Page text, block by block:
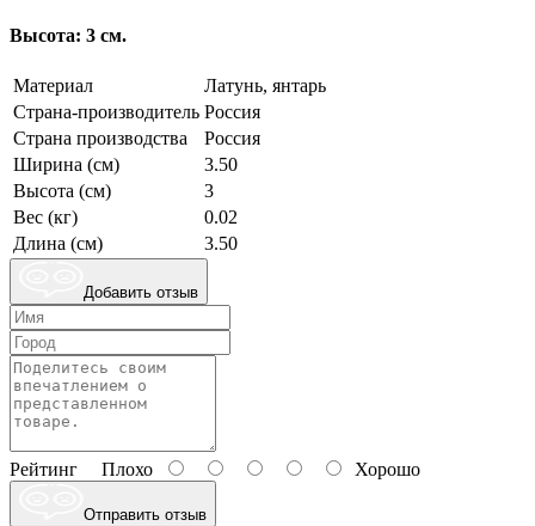
Высота: 3 см.
Материал
Латунь, янтарь
Страна-производитель Россия
Страна производства
Россия
Ширина (см)
3.50
Высота (см)
3
Вес (кг)
0.02
Длина (см)
3.50
Добавить отзыв
Рейтинг Плохо Хорошо
Отправить отзыв